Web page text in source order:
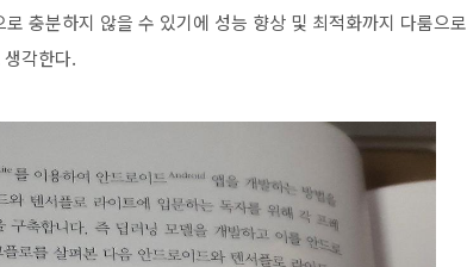
충분하지 않을 수 있기에 성능 향상 및 최적화까지 다룸으로
각한다.